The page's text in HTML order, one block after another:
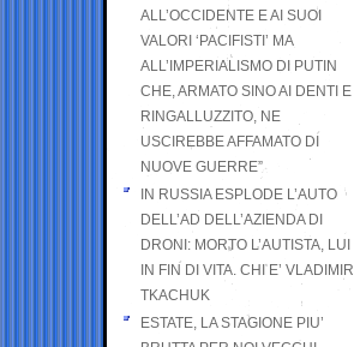
ALL’OCCIDENTE E AI SUOI
VALORI ‘PACIFISTI’ MA
ALL’IMPERIALISMO DI PUTIN
CHE, ARMATO SINO AI DENTI E
RINGALLUZZITO, NE
USCIREBBE AFFAMATO DI
NUOVE GUERRE”
IN RUSSIA ESPLODE L’AUTO
DELL’AD DELL’AZIENDA DI
DRONI: MORTO L’AUTISTA, LUI
IN FIN DI VITA. CHI E’ VLADIMIR
TKACHUK
ESTATE, LA STAGIONE PIU’